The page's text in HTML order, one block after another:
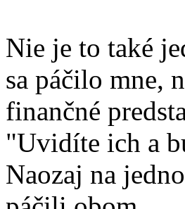
Nie je to také
sa páčilo mne,
finančné
"Uvidíte ich a
Naozaj na